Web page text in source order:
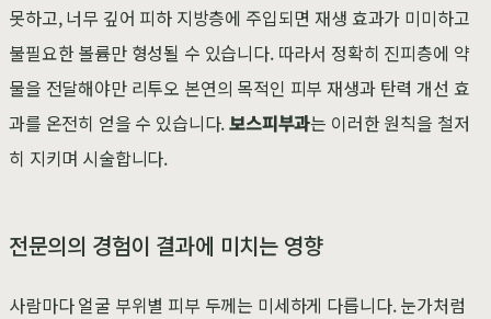
못하고, 너무 깊어 피하 지방층에 주입되면 재생 효과가 미미하고
불필요한 볼륨만 형성될 수 있습니다. 따라서 정확히 진피층에 약
물을 전달해야만 리투오 본연의 목적인 피부 재생과 탄력 개선 효
과를 온전히 얻을 수 있습니다.보스피부과는 이러한 원칙을 철저
히 지키며 시술합니다.
전문의의 경험이 결과에 미치는 영향
사람마다 얼굴 부위별 피부 두께는 미세하게 다릅니다. 눈가처럼